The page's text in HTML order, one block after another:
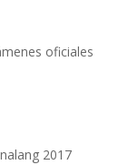
oficiales
2017